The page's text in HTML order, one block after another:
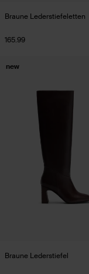
Braune Lederstiefeletten
165.99
Braune Lederstiefel
new